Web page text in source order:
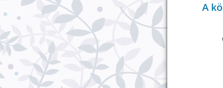
A